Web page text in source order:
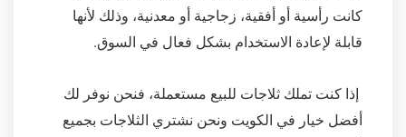
كانت رأسية أو أفقية، زجاجية أو معدنية، وذلك لأنها
قابلة لإعادة الاستخدام بشكل فعال في السوق.
إذا كنت تملك ثلاجات للبيع مستعملة، فنحن نوفر لك
أفضل خيار في الكويت ونحن نشتري الثلاجات بجميع